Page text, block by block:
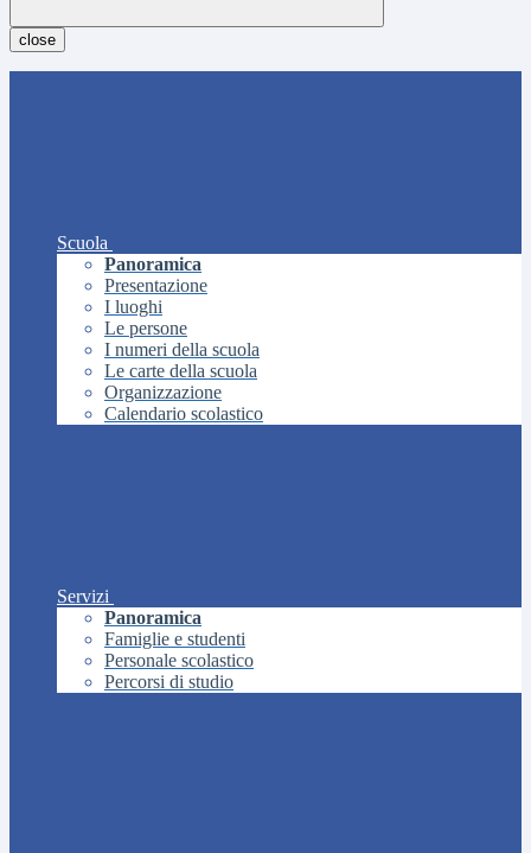
close
Scuola
Panoramica
Presentazione
I luoghi
Le persone
I numeri della scuola
Le carte della scuola
Organizzazione
Calendario scolastico
Servizi
Panoramica
Famiglie e studenti
Personale scolastico
Percorsi di studio